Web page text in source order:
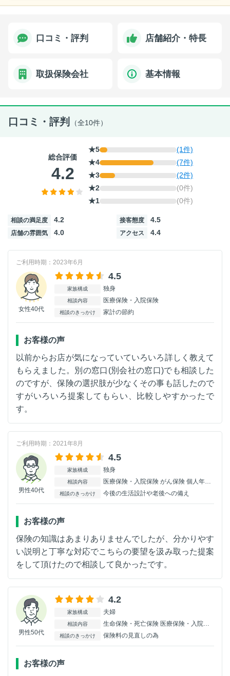
口コミ・評判 店舗紹介・特長
取扱保険会社 基本情報
口コミ・評判 （全10件）
総合評価
4.2
★5
(1件)
★4
(7件)
★3
(2件)
★2
(0件)
★1
(0件)
相談の満足度 4.2 接客態度 4.5
店舗の雰囲気 4.0 アクセス 4.4
ご利用時期：2023年6月
女性40代
4.5
家族構成 独身
相談内容 医療保険・入院保険
相談のきっかけ 家計の節約
お客様の声
以前からお店が気になっていていろいろ詳しく教えて
もらえました。別の窓口(別会社の窓口)でも相談した
のですが、保険の選択肢が少なくその事も話したので
すがいろいろ提案してもらい、比較しやすかったで
す。
ご利用時期：2021年8月
男性40代
4.5
家族構成 独身
相談内容 医療保険・入院保険 がん保険 個人年金保険
相談のきっかけ 今後の生活設計や老後への備え
お客様の声
保険の知識はあまりありませんでしたが、分かりやす
い説明と丁寧な対応でこちらの要望を汲み取った提案
をして頂けたので相談して良かったです。
男性50代
4.2
家族構成 夫婦
相談内容 生命保険・死亡保険 医療保険・入院保険 がん保険 個人年金保険
相談のきっかけ 保険料の見直しの為
お客様の声